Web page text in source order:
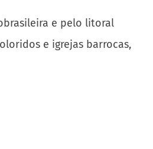
e pelo litoral
e igrejas barrocas,